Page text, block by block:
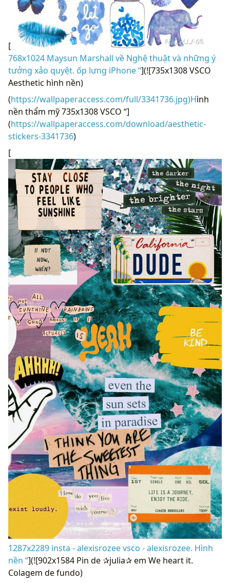
[
768x1024 Maysun Marshall về Nghệ thuật và những ý
tưởng xảo quyệt. ốp lưng iPhone “](![735x1308 VSCO
Aesthetic hình nền)
(https://wallpaperaccess.com/full/3341736.jpg)Hình
nền thẩm mỹ 735x1308 VSCO “]
(https://wallpaperaccess.com/download/aesthetic-
stickers-3341736)
[
1287x2289 insta - alexisrozee vsco - alexisrozee. Hình
nền “](![902x1584 Pin de ✰julia✰ em We heart it.
Colagem de fundo)